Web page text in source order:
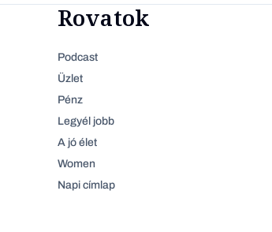
Rovatok
Podcast
Üzlet
Pénz
Legyél jobb
A jó élet
Women
Napi címlap